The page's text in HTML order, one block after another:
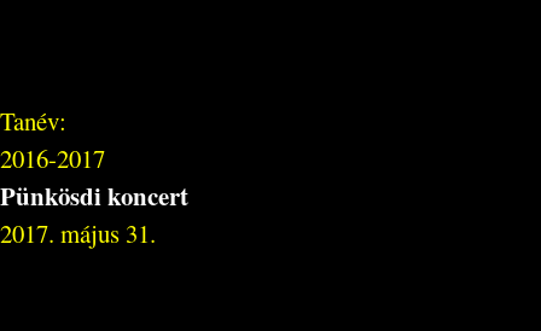
Tanév:
2016-2017
Pünkösdi koncert
2017. május 31.